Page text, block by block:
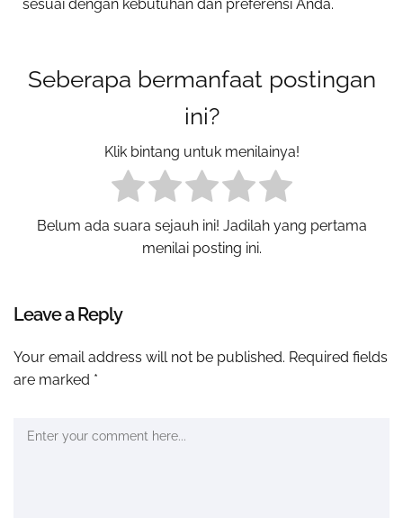
sesuai dengan kebutuhan dan preferensi Anda.
Seberapa bermanfaat postingan
ini?
Klik bintang untuk menilainya!
Belum ada suara sejauh ini! Jadilah yang pertama
menilai posting ini.
Leave a Reply
Your email address will not be published. Required fields
are marked *